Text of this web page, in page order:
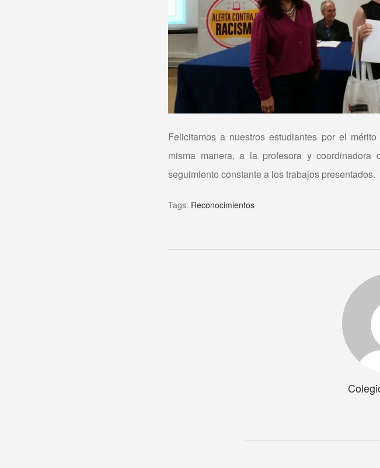
Felicitamos a nuestros estudiantes por el
misma manera, a la profesora y
seguimiento constante a los trabajos presentados.
Tags: Reconocimientos